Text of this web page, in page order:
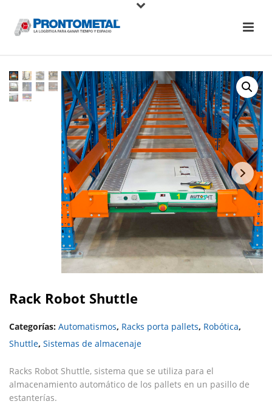
Rack Robot Shuttle
Categorías: Automatismos, Racks porta pallets, Robótica,
Shuttle, Sistemas de almacenaje
Racks Robot Shuttle, sistema que se utiliza para el
almacenamiento automático de los pallets en un pasillo de
estanterías.